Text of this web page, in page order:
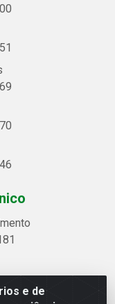
e de
Alegre, 2521 -